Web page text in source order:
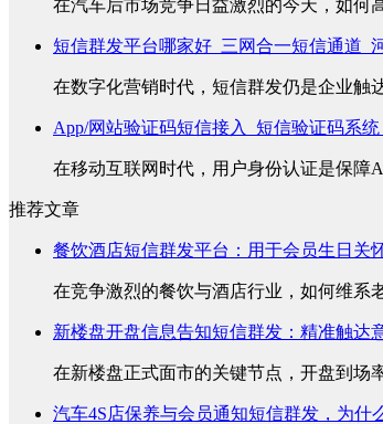
在汽车后市场竞争日益激烈的今天，如何
短信群发平台哪家好_三网合一短信通道_
在数字化营销时代，短信群发仍是企业触
App/网站验证码短信接入_短信验证码系
在移动互联网时代，用户身份认证是保障
推荐文章
餐饮酒店短信群发平台：用于会员生日关
在竞争激烈的餐饮与酒店行业，如何维系
新楼盘开盘信息告知短信群发：精准触达
在新楼盘正式面市的关键节点，开盘到场
汽车4S店保养与会员通知短信群发，为什